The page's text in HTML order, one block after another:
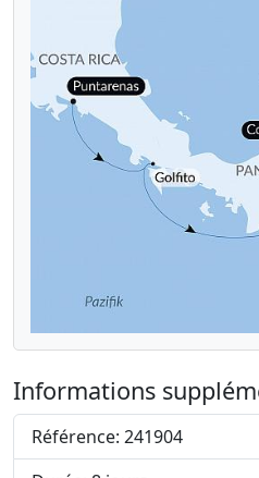
Informations
Référence: 241904